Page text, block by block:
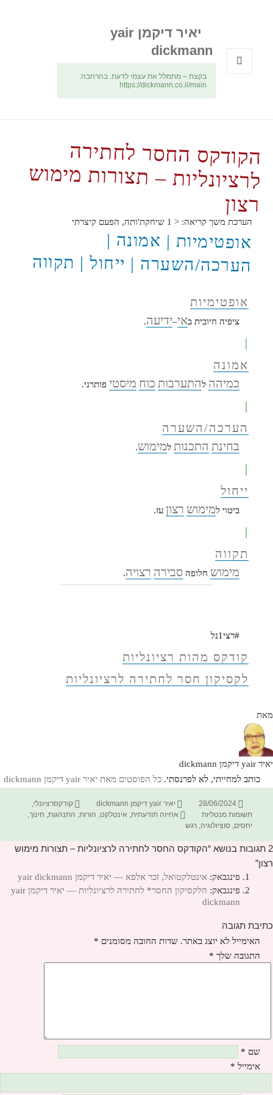
יאיר דיקמן yair
dickmann
בקצת – מתמלל את עצמי לדעת. בהרחבה:
https://dickmann.co.il/main
הקודקס החסר לחתירה
לרציונליות – תצורות מימוש
רצון
הערכת משך קריאה: < 1 שיחקת'ותה, הפעם קיצרתי
אופטימיות | אמונה |
הערכה/השערה | ייחול | תקווה
אופטימיות
ציפיה חיובית באי–ידיעה.
|
אמונה
כמיהה להתערבות כוח מיסטי פותרני.
|
הערכה/השערה
בחינת התכנות למימוש.
|
ייחול
ביטוי למימוש רצון עז.
|
תקווה
מימוש חלופה סבירה רצויה.
#רצי1נל
קודקס מהות רציונליות
לקסיקון חסר לחתירה לרציונליות
מאת
יאיר yair דיקמן dickmann
כותב למחייתי, לא לפרנסתי. כל הפוסטים מאת יאיר yair דיקמן dickmann‏
פורסם
בתאריך
28/06/2024 מחבר
יאיר yair דיקמן dickmann קטגוריות
קודקסרציונלי,
תשומות מנטליות
תגיות
אחיזה תודעתית, אינטלקט, הורות, התנהגות, חינוך,
יחסים,סוציולוגיה,רגש
2 תגובות בנושא “הקודקס החסר לחתירה לרציונליות – תצורות מימוש
רצון”
פינגבאק:אינטלקטואל, זכר אלפא — יאיר דיקמן yair dickmann
פינגבאק:
הלקסיקון החסר* לחתירה לרציונליות — יאיר דיקמן yair
dickmann
כתיבת תגובה
האימייל לא יוצג באתר. שדות החובה מסומנים *
התגובה שלך *
שם *
אימייל *